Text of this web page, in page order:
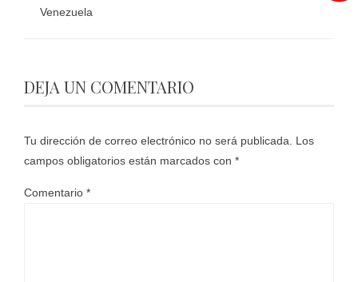
Venezuela
DEJA UN COMENTARIO
Tu dirección de correo electrónico no será publicada. Los
campos obligatorios están marcados con *
Comentario *